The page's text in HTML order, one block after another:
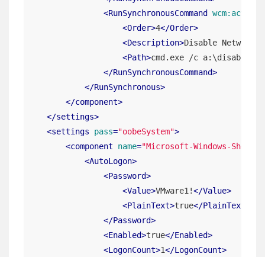
<RunSynchronousCommand wcm:action
<Order>4</Order>
<Description>Disable Network
<Path>cmd.exe /c a:\disable-
</RunSynchronousCommand>
</RunSynchronous>
</component>
</settings>
<settings pass="oobeSystem">
<component name="Microsoft-Windows-Shell-
<AutoLogon>
<Password>
<Value>VMware1!</Value>
<PlainText>true</PlainText
</Password>
<Enabled>true</Enabled>
<LogonCount>1</LogonCount>